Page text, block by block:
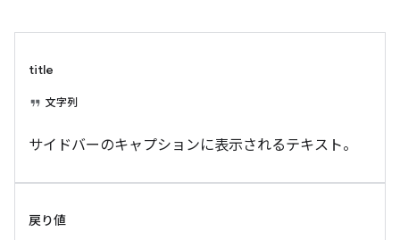
title
文字列
サイドバーのキャプションに表示されるテキスト。
戻り値